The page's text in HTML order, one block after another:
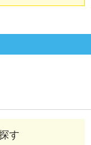
す